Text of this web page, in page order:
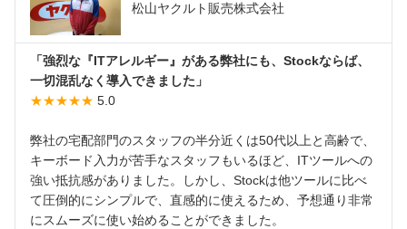
松山ヤクルト販売株式会社
「強烈な『ITアレルギー』がある弊社にも、Stockならば、
一切混乱なく導入できました」
★★★★★ 5.0
弊社の宅配部門のスタッフの半分近くは50代以上と高齢で、
キーボード入力が苦手なスタッフもいるほど、ITツールへの
強い抵抗感がありました。しかし、Stockは他ツールに比べ
て圧倒的にシンプルで、直感的に使えるため、予想通り非常
にスムーズに使い始めることができました。